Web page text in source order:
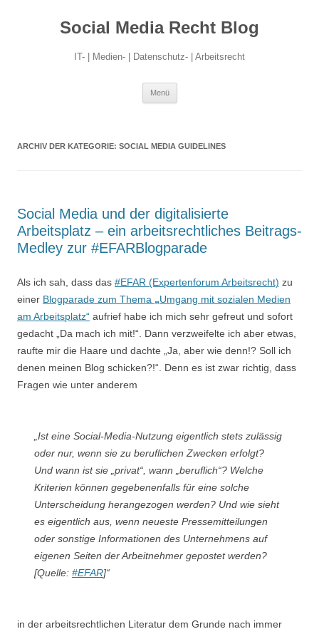
Social Media Recht Blog
IT- | Medien- | Datenschutz- | Arbeitsrecht
Menü
ARCHIV DER KATEGORIE: SOCIAL MEDIA GUIDELINES
Social Media und der digitalisierte
Arbeitsplatz – ein arbeitsrechtliches Beitrags-
Medley zur #EFARBlogparade
Als ich sah, dass das #EFAR (Expertenforum Arbeitsrecht) zu
einer Blogparade zum Thema „Umgang mit sozialen Medien
am Arbeitsplatz“ aufrief habe ich mich sehr gefreut und sofort
gedacht „Da mach ich mit!“. Dann verzweifelte ich aber etwas,
raufte mir die Haare und dachte „Ja, aber wie denn!? Soll ich
denen meinen Blog schicken?!“. Denn es ist zwar richtig, dass
Fragen wie unter anderem
„Ist eine Social-Media-Nutzung eigentlich stets zulässig
oder nur, wenn sie zu beruflichen Zwecken erfolgt?
Und wann ist sie „privat“, wann „beruflich“? Welche
Kriterien können gegebenenfalls für eine solche
Unterscheidung herangezogen werden? Und wie sieht
es eigentlich aus, wenn neueste Pressemitteilungen
oder sonstige Informationen des Unternehmens auf
eigenen Seiten der Arbeitnehmer gepostet werden?
[Quelle: #EFAR]“
in der arbeitsrechtlichen Literatur dem Grunde nach immer